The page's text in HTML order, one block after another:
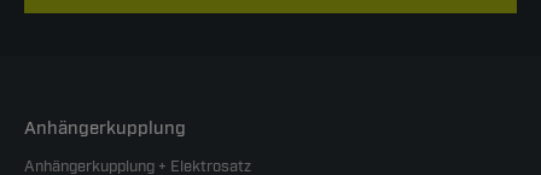
Anhängerkupplung
Anhängerkupplung + Elektrosatz